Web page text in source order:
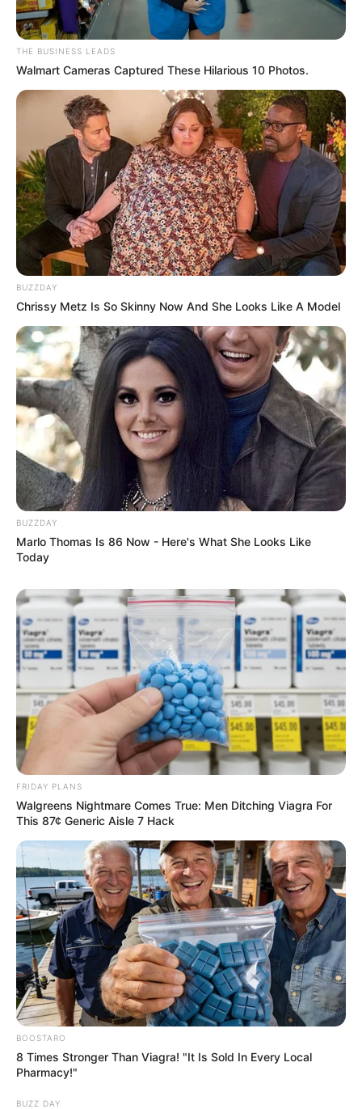
THE BUSINESS LEADS
Walmart Cameras Captured These Hilarious 10 Photos.
BUZZDAY
Chrissy Metz Is So Skinny Now And She Looks Like A Model
BUZZDAY
Marlo Thomas Is 86 Now - Here's What She Looks Like
Today
FRIDAY PLANS
Walgreens Nightmare Comes True: Men Ditching Viagra For
This 87¢ Generic Aisle 7 Hack
BOOSTARO
8 Times Stronger Than Viagra! "It Is Sold In Every Local
Pharmacy!"
BUZZ DAY